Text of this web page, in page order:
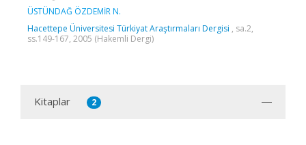
ÜSTÜNDAĞ ÖZDEMİR N.
Hacettepe Üniversitesi Türkiyat Araştırmaları Dergisi , sa.2,
ss.149-167, 2005 (Hakemli Dergi)
Kitaplar 2